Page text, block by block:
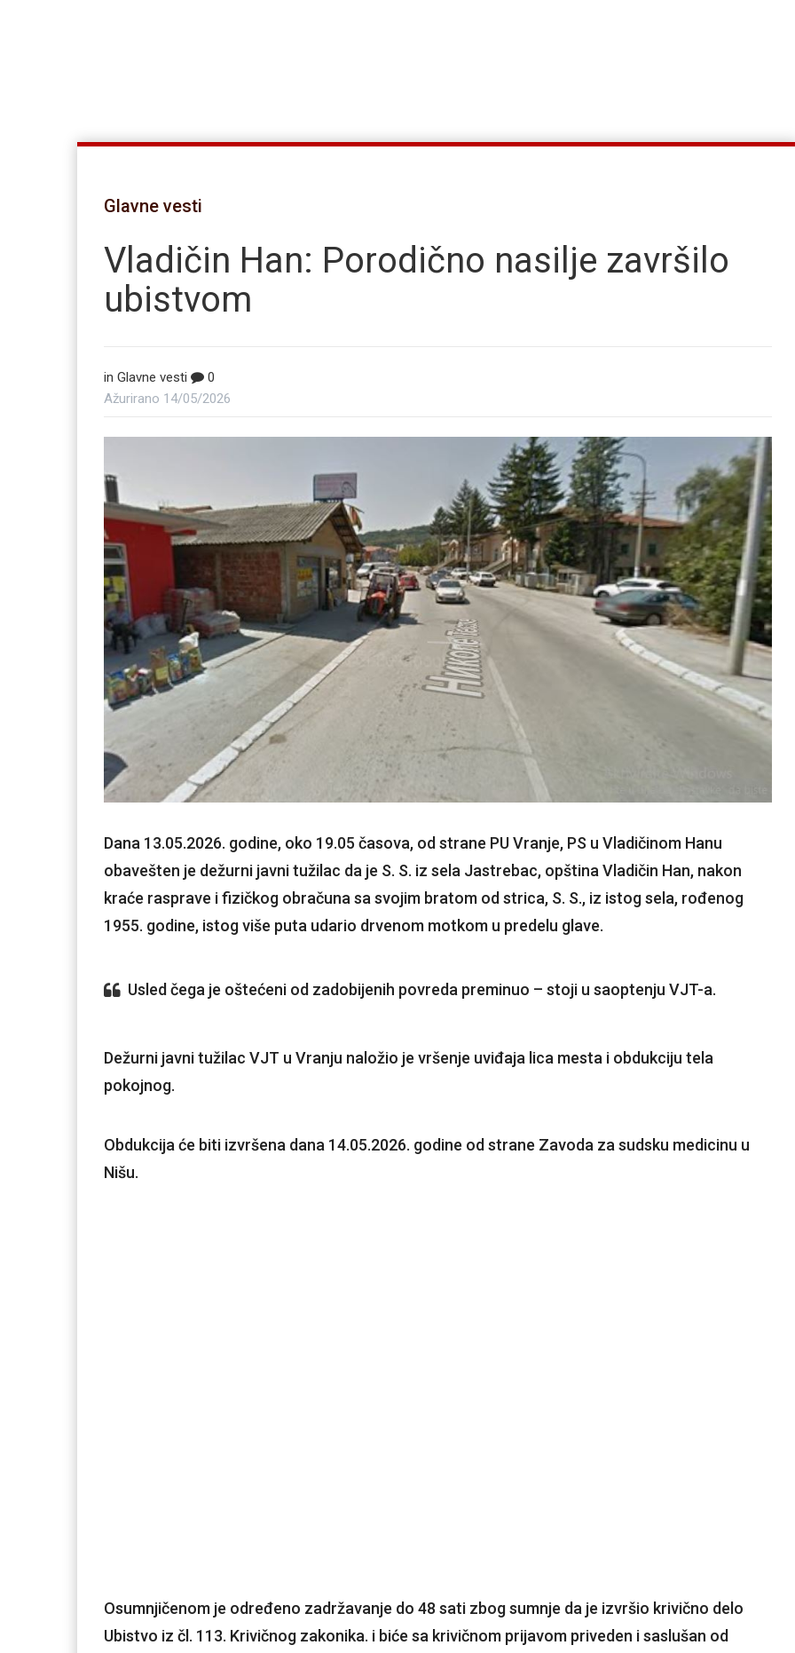
Glavne vesti
Vladičin Han: Porodično nasilje završilo
ubistvom
in Glavne vesti
0
Ažurirano 14/05/2026
Dana 13.05.2026. godine, oko 19.05 časova, od strane PU Vranje, PS u Vladičinom Hanu
obavešten je dežurni javni tužilac da je S. S. iz sela Jastrebac, opština Vladičin Han, nakon
kraće rasprave i fizičkog obračuna sa svojim bratom od strica, S. S., iz istog sela, rođenog
1955. godine, istog više puta udario drvenom motkom u predelu glave.
Usled čega je oštećeni od zadobijenih povreda preminuo – stoji u saoptenju VJT-a.
Dežurni javni tužilac VJT u Vranju naložio je vršenje uviđaja lica mesta i obdukciju tela
pokojnog.
Obdukcija će biti izvršena dana 14.05.2026. godine od strane Zavoda za sudsku medicinu u
Nišu.
Osumnjičenom je određeno zadržavanje do 48 sati zbog sumnje da je izvršio krivično delo
Ubistvo iz čl. 113. Krivičnog zakonika. i biće sa krivičnom prijavom priveden i saslušan od